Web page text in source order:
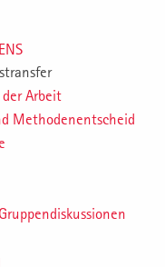
Arbeit
Methodenentscheid